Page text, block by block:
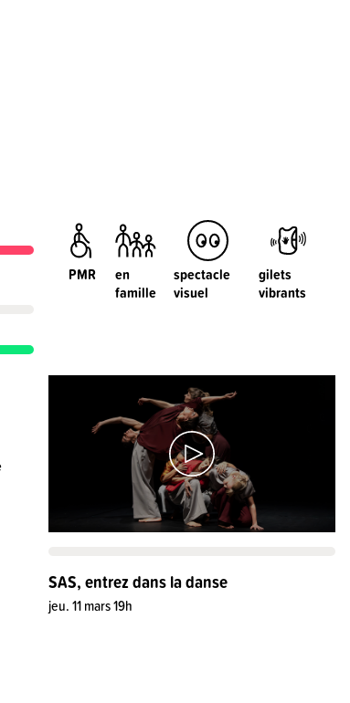
PMR
en
famille
spectacle
visuel
gilets
vibrants
SAS, entrez dans la danse
jeu. 11 mars 19h